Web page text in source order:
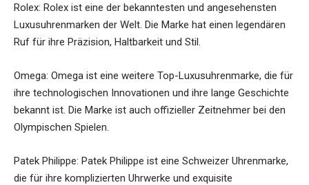
Rolex: Rolex ist eine der bekanntesten und angesehensten
Luxusuhrenmarken der Welt. Die Marke hat einen legendären
Ruf für ihre Präzision, Haltbarkeit und Stil.
Omega: Omega ist eine weitere Top-Luxusuhrenmarke, die für
ihre technologischen Innovationen und ihre lange Geschichte
bekannt ist. Die Marke ist auch offizieller Zeitnehmer bei den
Olympischen Spielen.
Patek Philippe: Patek Philippe ist eine Schweizer Uhrenmarke,
die für ihre komplizierten Uhrwerke und exquisite